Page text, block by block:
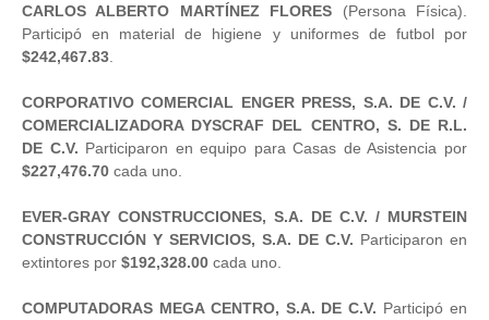
CARLOS ALBERTO MARTÍNEZ FLORES (Persona Física).
Participó en material de higiene y uniformes de futbol por
$242,467.83
CORPORATIVO COMERCIAL ENGER PRESS, S.A. DE C.V. /
COMERCIALIZADORA DYSCRAF DEL CENTRO, S. DE R.L.
DE C.V. Participaron en equipo para Casas de Asistencia por
$227,476.70 cada uno.
EVER-GRAY CONSTRUCCIONES, S.A. DE C.V. / MURSTEIN
CONSTRUCCIÓN Y SERVICIOS, S.A. DE C.V. Participaron en
extintores por $192,328.00 cada uno.
COMPUTADORAS MEGA CENTRO, S.A. DE C.V. Participó en